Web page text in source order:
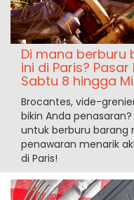
Di mana berburu
ini di Paris?
Sabtu 8 hingga
Brocantes, vide-
bikin Anda
untuk berburu
penawaran menarik
di Paris!